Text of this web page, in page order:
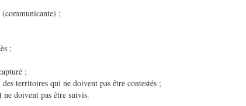
;
;
;
territoires qui ne doivent pas être contestés ;
ne doivent pas être suivis.